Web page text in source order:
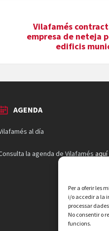
Per a oferir les
i/o accedir a la
processar
No consentir o
funcions.
Vilafamés
empresa de neteja
edificis
AGENDA
al día
la agenda de Vilafamés aquí